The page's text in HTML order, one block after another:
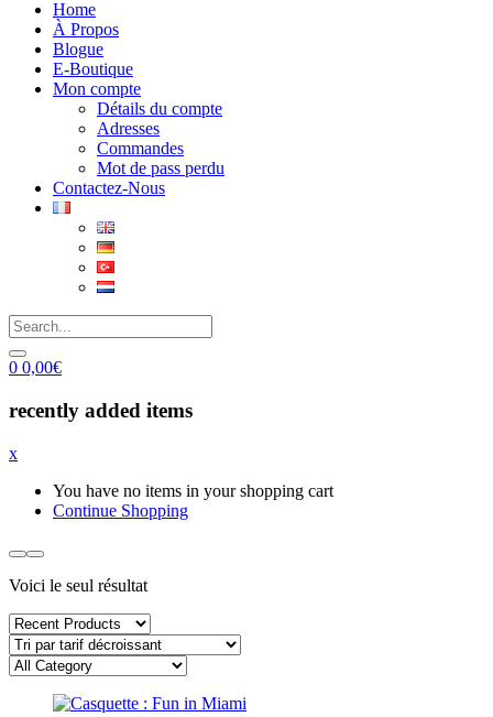
Home
À Propos
Blogue
E-Boutique
Mon compte
Détails du compte
Adresses
Commandes
Mot de pass perdu
Contactez-Nous
0 0,00€
recently added items
x
You have no items in your shopping cart
Continue Shopping
Voici le seul résultat